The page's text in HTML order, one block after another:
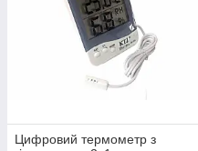
Цифровий термометр з